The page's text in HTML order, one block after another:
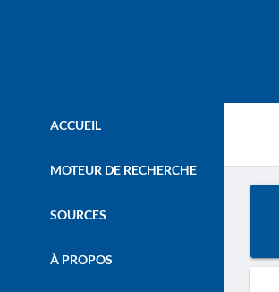
ACCUEIL
MOTEUR DE RECHERCHE
SOURCES
À PROPOS